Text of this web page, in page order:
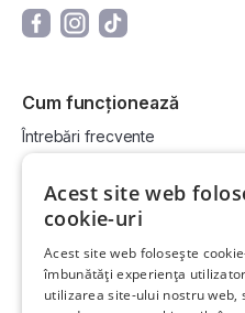
Cum funcționează
Întrebări frecvente
Cum vând la licitație?
Link-uri utile
Informații utile vizionare
Acest site web
cookie-uri
Acest site web folosește
îmbunătăți experiența
utilizarea site-ului nostru web,